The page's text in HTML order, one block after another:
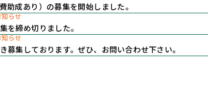
助成あり）の募集を開始しました。
らせ
を締め切りました。
らせ
募集しております。ぜひ、お問い合わせ下さい。